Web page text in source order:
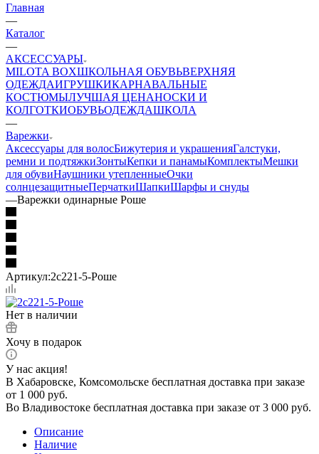
Главная
—
Каталог
—
АКСЕССУАРЫ
MILOTA BOXШКОЛЬНАЯ ОБУВЬВЕРХНЯЯ
ОДЕЖДАИГРУШКИКАРНАВАЛЬНЫЕ
КОСТЮМЫЛУЧШАЯ ЦЕНАНОСКИ И
КОЛГОТКИОБУВЬОДЕЖДАШКОЛА
—
Варежки
Аксессуары для волосБижутерия и украшенияГалстуки,
ремни и подтяжкиЗонтыКепки и панамыКомплектыМешки
для обувиНаушники утепленныеОчки
солнцезащитныеПерчаткиШапкиШарфы и снуды
—Варежки одинарные Роше
Артикул:2с221-5-Роше
Нет в наличии
Хочу в подарок
У нас акция!
В Хабаровске, Комсомольске бесплатная доставка при заказе
от 1 000 руб.
Во Владивостоке бесплатная доставка при заказе от 3 000 руб.
Описание
Наличие